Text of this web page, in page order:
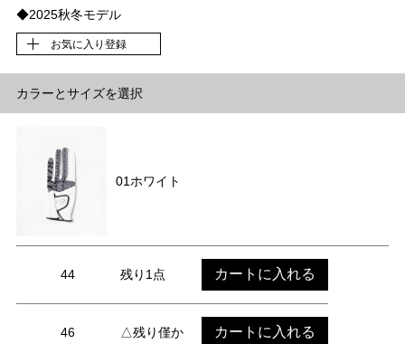
◆2025秋冬モデル
お気に入り登録
カラーとサイズを選択
01ホワイト
44 残り1点 カートに入れる
46 △残り僅か カートに入れる